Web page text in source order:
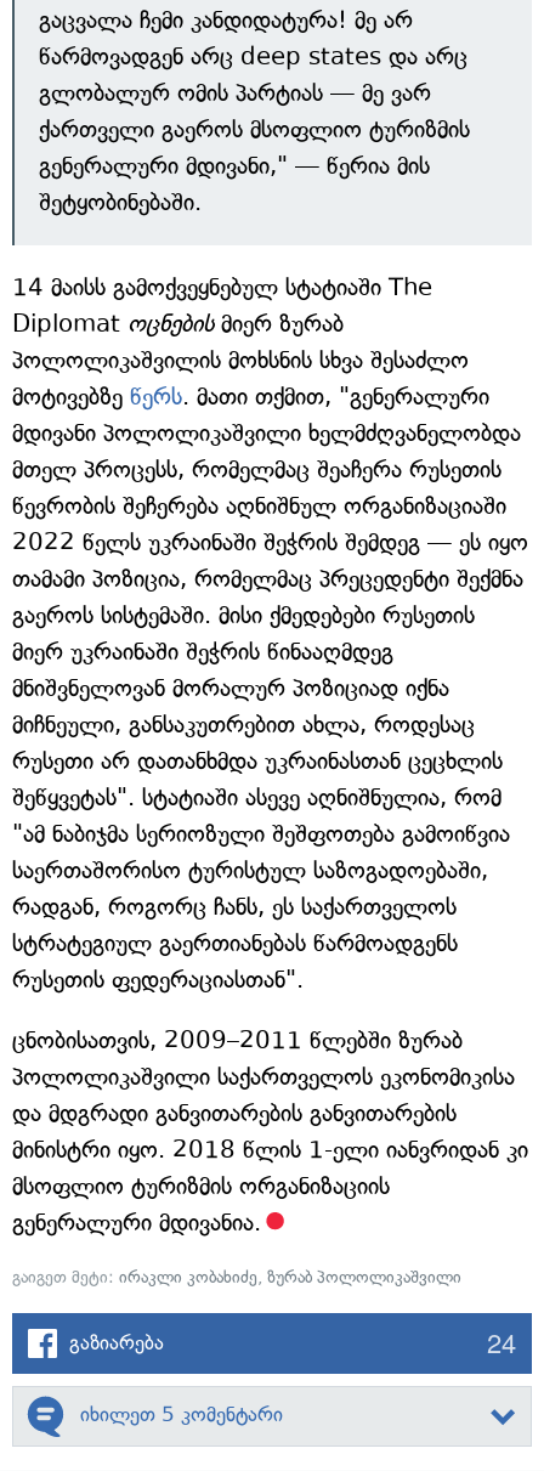
გაცვალა ჩემი კანდიდატურა! მე არ
წარმოვადგენ არც deep states და არც
გლობალურ ომის პარტიას — მე ვარ
ქართველი გაეროს მსოფლიო ტურიზმის
გენერალური მდივანი," — წერია მის
შეტყობინებაში.
14 მაისს გამოქვეყნებულ სტატიაში The
Diplomat ოცნებისმიერ ზურაბ
პოლოლიკაშვილის მოხსნის სხვა შესაძლო
მოტივებზე წერს. მათი თქმით, "გენერალური
მდივანი პოლოლიკაშვილი ხელმძღვანელობდა
მთელ პროცესს, რომელმაც შეაჩერა რუსეთის
წევრობის შეჩერება აღნიშნულ ორგანიზაციაში
2022 წელს უკრაინაში შეჭრის შემდეგ — ეს იყო
თამამი პოზიცია, რომელმაც პრეცედენტი შექმნა
გაეროს სისტემაში. მისი ქმედებები რუსეთის
მიერ უკრაინაში შეჭრის წინააღმდეგ
მნიშვნელოვან მორალურ პოზიციად იქნა
მიჩნეული, განსაკუთრებით ახლა, როდესაც
რუსეთი არ დათანხმდა უკრაინასთან ცეცხლის
შეწყვეტას". სტატიაში ასევე აღნიშნულია, რომ
"ამ ნაბიჯმა სერიოზული შეშფოთება გამოიწვია
საერთაშორისო ტურისტულ საზოგადოებაში,
რადგან, როგორც ჩანს, ეს საქართველოს
სტრატეგიულ გაერთიანებას წარმოადგენს
რუსეთის ფედერაციასთან".
ცნობისათვის, 2009–2011 წლებში ზურაბ
პოლოლიკაშვილი საქართველოს ეკონომიკისა
და მდგრადი განვითარების განვითარების
მინისტრი იყო. 2018 წლის 1-ელი იანვრიდან კი
მსოფლიო ტურიზმის ორგანიზაციის
გენერალური მდივანია.
გაიგეთ მეტი: ირაკლი კობახიძე, ზურაბ პოლოლიკაშვილი
გაზიარება 24
იხილეთ 5 კომენტარი